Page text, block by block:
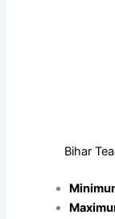
Bihar